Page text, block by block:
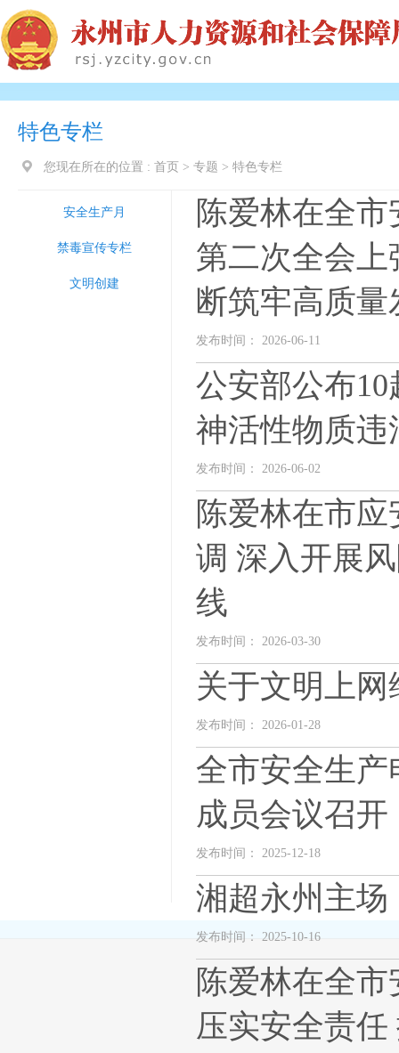
特色专栏
您现在所在的位置 : 首页 > 专题 > 特色专栏
安全生产月
禁毒宣传专栏
文明创建
陈爱林在全
第二次全会
断筑牢高质
发布时间： 2026-06-11
公安部公布
神活性物质
发布时间： 2026-06-02
陈爱林在市
调 深入开展
线
发布时间： 2026-03-30
关于文明上
发布时间： 2026-01-28
全市安全生
成员会议召开
发布时间： 2025-12-18
湘超永州主场
发布时间： 2025-10-16
陈爱林在全
压实安全责